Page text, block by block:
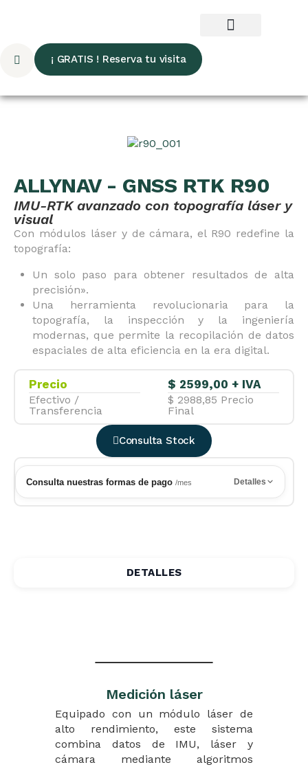
¡ GRATIS ! Reserva tu visita
ALLYNAV - GNSS RTK R90
IMU-RTK avanzado con topografía láser y
visual
Con módulos láser y de cámara, el R90 redefine la
topografía:
Un solo paso para obtener resultados de alta
precisión».
Una herramienta revolucionaria para la
topografía, la inspección y la ingeniería
modernas, que permite la recopilación de datos
espaciales de alta eficiencia en la era digital.
Precio
Efectivo /
Transferencia
$ 2599,00 + IVA
$ 2988,85 Precio
Final
Consulta Stock
Consulta nuestras formas de pago /mes Detalles
* Valores referenciales sujetos a Tarifas Bancarias vigentes.
DETALLES
Medición láser
Equipado con un módulo láser de
alto rendimiento, este sistema
combina datos de IMU, láser y
cámara mediante algoritmos